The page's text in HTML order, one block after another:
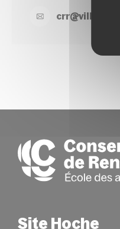
crr@ville-
Site Hoche